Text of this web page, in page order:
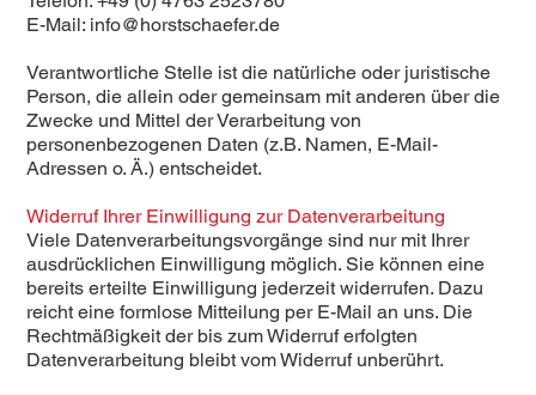
E-Mail: info@horstschaefer.de
Verantwortliche Stelle ist die natürliche oder juristische
Person, die allein oder gemeinsam mit anderen über die
Zwecke und Mittel der Verarbeitung von
personenbezogenen Daten (z.B. Namen, E-Mail-
Adressen o. Ä.) entscheidet.
Widerruf Ihrer Einwilligung zur Datenverarbeitung
Viele Datenverarbeitungsvorgänge sind nur mit Ihrer
ausdrücklichen Einwilligung möglich. Sie können eine
bereits erteilte Einwilligung jederzeit widerrufen. Dazu
reicht eine formlose Mitteilung per E-Mail an uns. Die
Rechtmäßigkeit der bis zum Widerruf erfolgten
Datenverarbeitung bleibt vom Widerruf unberührt.